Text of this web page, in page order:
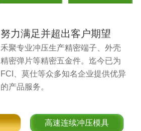
努力满足并超出客户期望
禾聚专业冲压生产精密端子、外壳
精密弹片等精密五金件。迄今已为
FCI、莫仕等众多知名企业提供优异
的产品服务。
高速连续冲压模具